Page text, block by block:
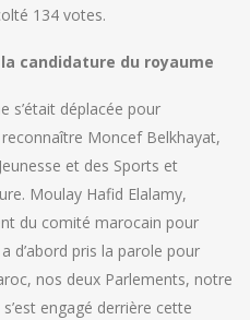
134 votes.
candidature du royaume
s’était déplacée pour
Moncef Belkhayat,
et des Sports et
Moulay Hafid Elalamy,
du comité marocain pour
d’abord pris la parole pour
nos deux Parlements, notre
engagé derrière cette